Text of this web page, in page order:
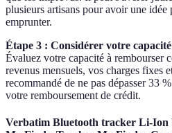
plusieurs artisans pour avoir une idée
emprunter.
Étape 3 : Considérer votre
Évaluez votre capacité à rembourser
revenus mensuels, vos charges fixes
recommandé de ne pas dépasser 33
votre remboursement de crédit.
Verbatim Bluetooth tracker Li-Ion